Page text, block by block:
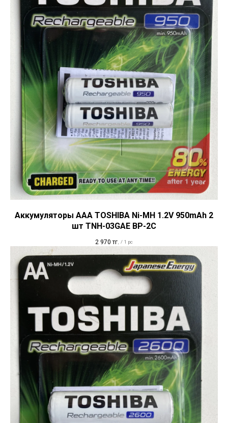
Аккумуляторы ААА TOSHIBA Ni-MH 1.2V 950mAh 2
шт TNH-03GAE BP-2C
2 970 тг. / 1 pc